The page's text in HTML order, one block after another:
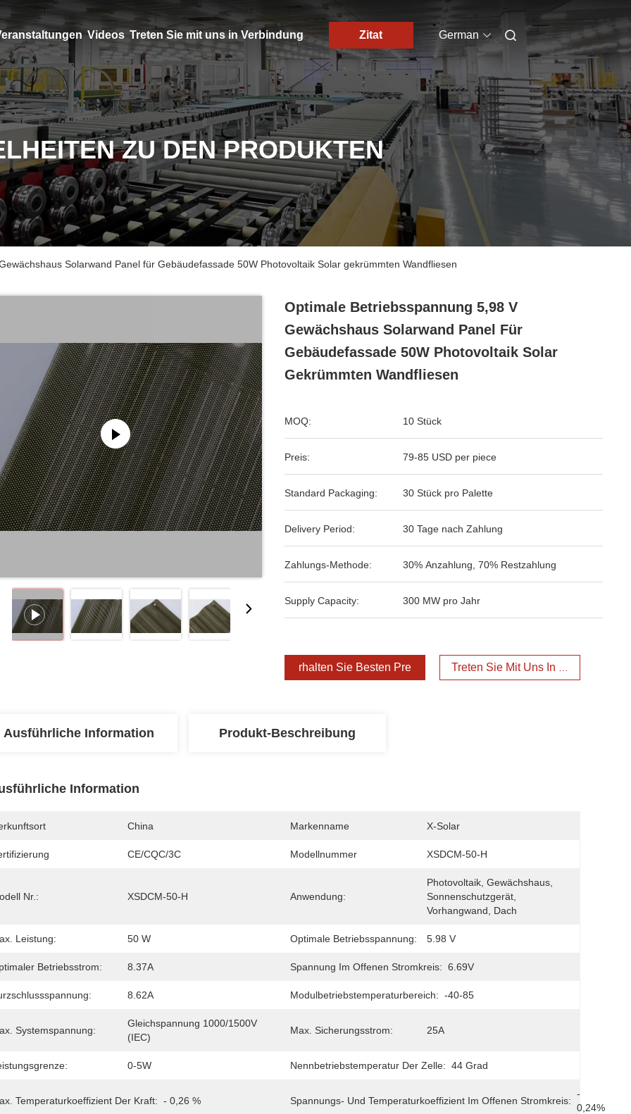
Videos Treten Sie mit uns in Verbindung Zitat German
ZU DEN PRODUKTEN
Solarwand Panel für Gebäudefassade 50W Photovoltaik Solar gekrümmten Wandfliesen
Optimale Betriebsspannung 5,98 V
Gewächshaus Solarwand Panel Für
Gebäudefassade 50W Photovoltaik Solar
Gekrümmten Wandfliesen
MOQ: 10 Stück
Preis: 79-85 USD per piece
Standard Packaging: 30 Stück pro Palette
Delivery Period: 30 Tage nach Zahlung
Zahlungs-Methode: 30% Anzahlung, 70% Restzahlung
Supply Capacity: 300 MW pro Jahr
Erhalten Sie Besten Preis Treten Sie Mit Uns In Verbindung
Ausführliche Information Produkt-Beschreibung
Information
China Markenname X-Solar
CE/CQC/3C Modellnummer XSDCM-50-H
Nr.: XSDCM-50-H Anwendung:
Photovoltaik, Gewächshaus,
Sonnenschutzgerät,
Vorhangwand, Dach
Leistung: 50 W Optimale Betriebsspannung: 5.98 V
Betriebsstrom: 8.37A Spannung Im Offenen Stromkreis: 6.69V
8.62A Modulbetriebstemperaturbereich: -40-85
Systemspannung:
Gleichspannung 1000/1500V
(IEC)
Max. Sicherungsstrom: 25A
0-5W Nennbetriebstemperatur Der Zelle: 44 Grad
Temperaturkoeffizient Der Kraft: - 0,26 % Spannungs- Und Temperaturkoeffizient Im Offenen Stromkreis:
-
0,24%